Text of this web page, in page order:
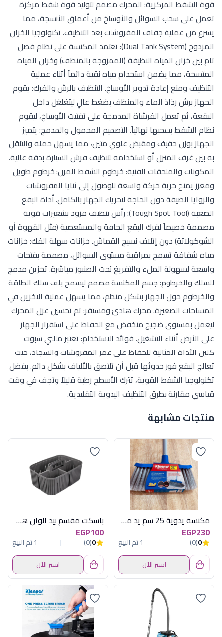
قوة الشفط المركزية: المحرك مصمم لتوليد قوة شفط مركزة
تعمل على سحب السوائل والأوساخ من أعماق الأنسجة، مما
يسرع من عملية جفاف المفروشات بعد التنظيف. تكنولوجيا الخزان
المزدوج (Dual Tank System): تعتمد المكنسة على نظام فصل
تام بين خزان المياه النظيفة (الممزوجة بالمنظف) وخزان المياه
المتسخة، مما يضمن استخدام مياه نقية دائماً أثناء عملية
التنظيف ومنع إعادة تدوير الأوساخ. التنظيف بالرش والفرك: يقوم
الجهاز برش رذاذ الماء والمنظف بضغط عالٍ ليتغلغل داخل
البقعة، ثم تعمل الفرشاة المدمجة على تفتيت الأوساخ، ليقوم
نظام الشفط بسحبها نهائياً. التصميم المحمول والمدمج: يتميز
الجهاز بوزن خفيف ومقبض علوي متين، مما يسهل حمله والتنقل
به بين غرف المنزل أو استخدامه لتنظيف فرش السيارة بدقة عالية.
المكونات والملحقات الفنية: خرطوم الشفط المرن: خرطوم طويل
ومعزز يمنح حرية حركة واسعة للوصول إلى ثنايا المفروشات
والزوايا الضيقة دون الحاجة لتحريك الجهاز بالكامل. أداة البقع
الصعبة (Tough Spot Tool): رأس تنظيف مزود بشعيرات قوية
مصممة خصيصاً لفرك البقع الجافة والمستعصية (مثل القهوة أو
الشوكولاتة) دون إتلاف نسيج القماش. خزانات سهلة الفك: خزانات
مياه شفافة تسمح بمراقبة مستوى السوائل، مصممة بفتحات
واسعة لسهولة الملء والتفريغ تحت الصنبور مباشرة. تخزين مدمج
للسلك والخرطوم: جسم المكنسة مصمم ليسمح بلف سلك الطاقة
والخرطوم حول الجهاز بشكل منظم، مما يسهل عملية التخزين في
المساحات الصغيرة. محرك هادئ ومستقر: تم تحسين عزل المحرك
ليعمل بمستوى ضجيج منخفض مع الحفاظ على استقرار الجهاز
على الأرض أثناء التشغيل. فوائد الاستخدام: تعتبر مالتي سبوت
كلين الأداة المثالية للحفاظ على عمر المفروشات والسجاد، حيث
تعالج البقع فور حدوثها قبل أن تلتصق بالألياف بشكل دائم. بفضل
تكنولوجيا الشفط القوية، تترك الأسطح رطبة قليلاً وتجف في وقت
قياسي مقارنة بطرق التنظيف اليدوية التقليدية.
منتجات مشابهة
مكنسة يدوية 25 سم يد معدن كلينر
EGP230
0
(0)
1 تم البيع
اشترِ الآن
باسكت مقسم بيد الوان هيريفين
EGP100
0
(0)
1 تم البيع
اشترِ الآن